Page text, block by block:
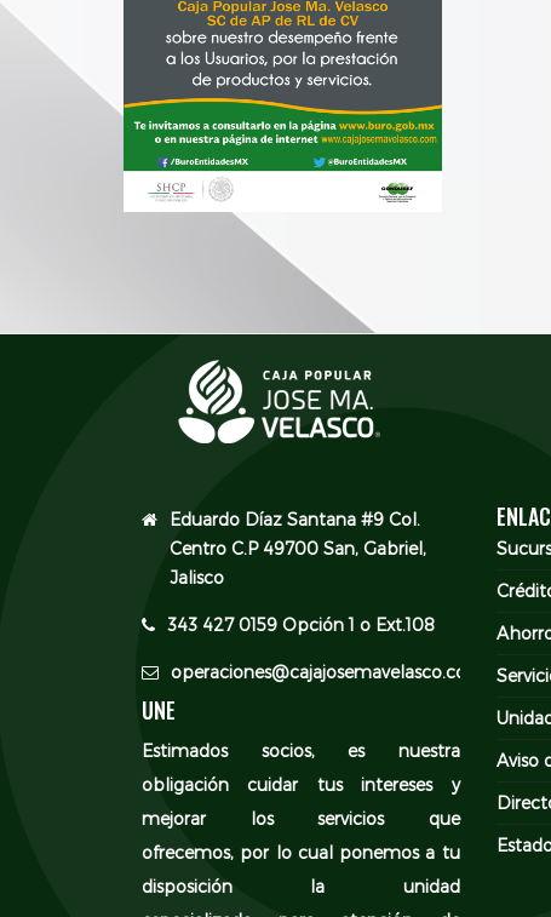
Eduardo Díaz Santana #9 Col.
Centro C.P 49700 San, Gabriel,
Jalisco
343 427 0159 Opción 1 o Ext.108
operaciones@cajajosemavelasco.com
UNE
Estimados socios, es nuestra
obligación cuidar tus intereses y
mejorar los servicios que
ofrecemos, por lo cual ponemos a tu
disposición la unidad
Aviso